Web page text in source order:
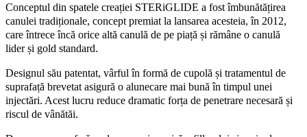
Conceptul din spatele creației STERiGLIDE a fost îmbunătățirea
canulei tradiționale, concept premiat la lansarea acesteia, în 2012,
care întrece încă orice altă canulă de pe piață și rămâne o canulă
lider și gold standard.
Designul său patentat, vârful în formă de cupolă și tratamentul de
suprafață brevetat asigură o alunecare mai bună în timpul unei
injectări. Acest lucru reduce dramatic forța de penetrare necesară și
riscul de vânătăi.